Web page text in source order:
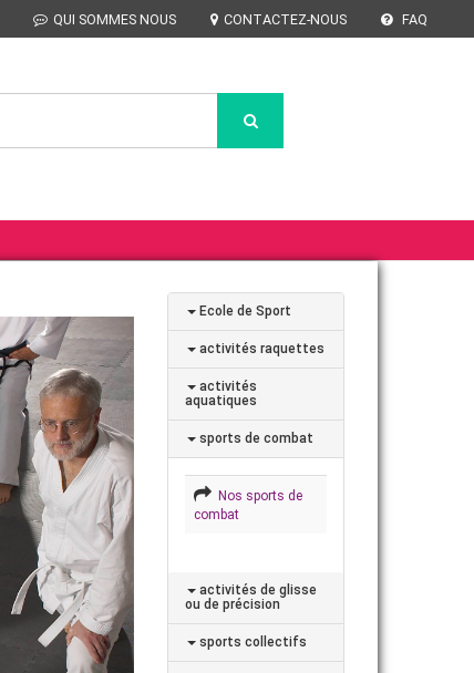
QUI SOMMES NOUS CONTACTEZ-NOUS FAQ
Ecole de Sport
activités raquettes
activités
aquatiques
sports de combat
Nos sports de
combat
activités de glisse
ou de précision
sports collectifs